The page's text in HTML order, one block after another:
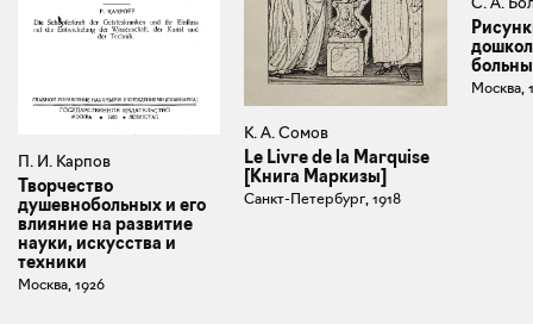
П. И. Карпов
Творчество
душевнобольных и его
влияние на развитие
науки, искусства и
техники
Москва, 1926
К. А. Сомов
Le Livre de la Marquise
[Книга Маркизы]
Санкт-Петербург, 1918
Москва,